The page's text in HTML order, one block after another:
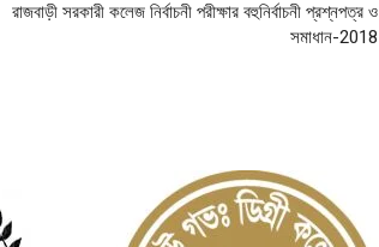
রাজবাড়ী সরকারী কলেজ নির্বাচনী পরীক্ষার বহুনির্বাচনী প্রশ্নপত্র ও
সমাধান-2018